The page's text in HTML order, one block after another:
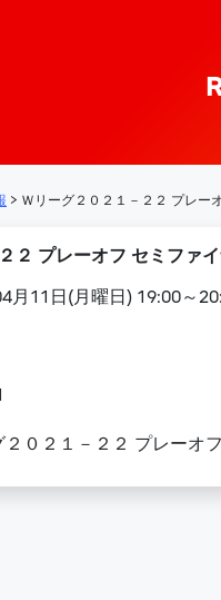
> Ｗリーグ２０２１－２２ プレー
２ プレーオフ セミファ
月11日(月曜日) 19:00～
２０２１－２２ プレーオ